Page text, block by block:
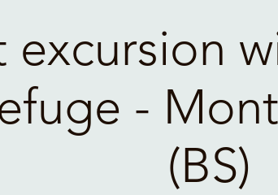
excursion
-
(BS)